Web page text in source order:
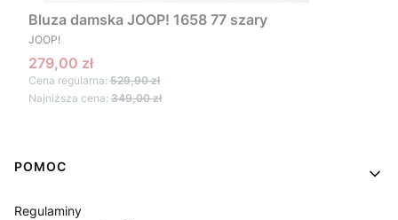
Bluza damska JOOP! 1658 77 szary
PRODUCENT
JOOP!
Cena promocyjna
279,00 zł
Cena regularna: 529,90 zł
Najniższa cena: 349,00 zł
Linki w stopce
POMOC
Regulaminy